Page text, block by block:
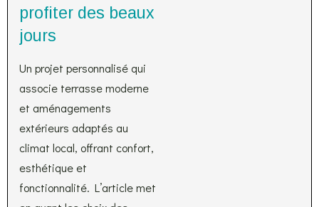
profiter des beaux
jours
Un projet personnalisé qui
associe terrasse moderne
et aménagements
extérieurs adaptés au
climat local, offrant confort,
esthétique et
fonctionnalité. L’article met